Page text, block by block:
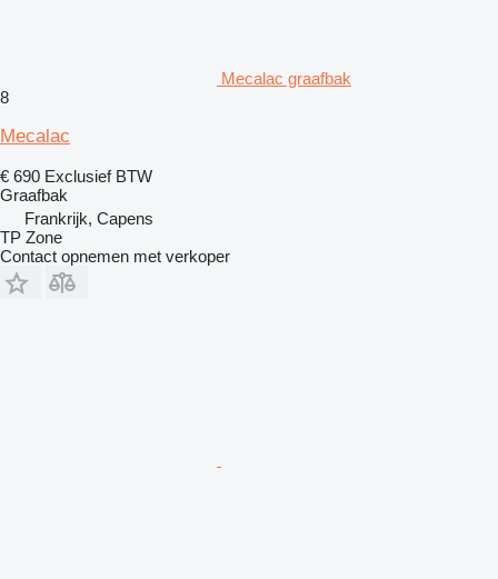
Mecalac graafbak
8
Mecalac
€ 690 Exclusief BTW
Graafbak
Frankrijk, Capens
TP Zone
Contact opnemen met verkoper